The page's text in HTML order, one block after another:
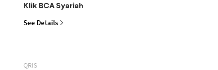
Klik BCA Syariah
See Details
QRIS